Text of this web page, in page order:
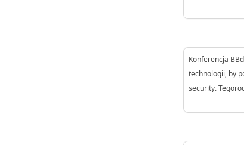
Konferencja
technologii, by
security.